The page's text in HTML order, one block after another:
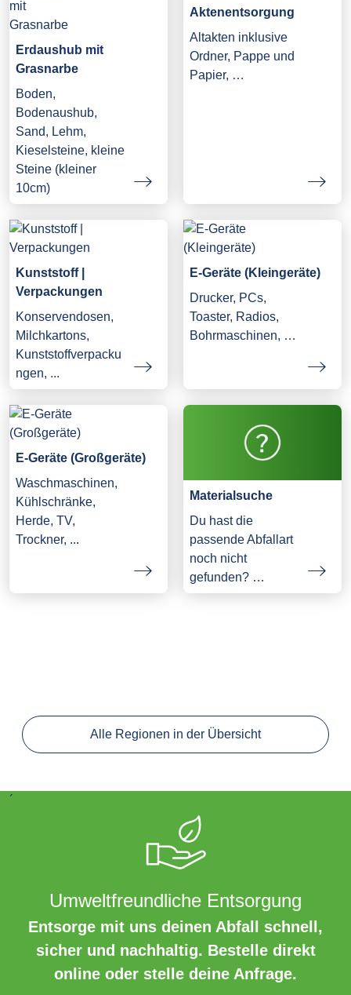
Erdaushub mit
Grasnarbe
Boden,
Bodenaushub,
Sand, Lehm,
Kieselsteine, kleine
Steine (kleiner
10cm)
Aktenentsorgung
Altakten inklusive
Ordner, Pappe und
Papier, …
Kunststoff |
Verpackungen
Konservendosen,
Milchkartons,
Kunststoffverpacku
ngen, ...
E-Geräte (Kleingeräte)
Drucker, PCs,
Toaster, Radios,
Bohrmaschinen, …
E-Geräte (Großgeräte)
Waschmaschinen,
Kühlschränke,
Herde, TV,
Trockner, ...
Materialsuche
Du hast die
passende Abfallart
noch nicht
gefunden? …
Alle Regionen in der Übersicht
´
Umweltfreundliche Entsorgung
Entsorge mit uns deinen Abfall schnell,
sicher und nachhaltig. Bestelle direkt
online oder stelle deine Anfrage.